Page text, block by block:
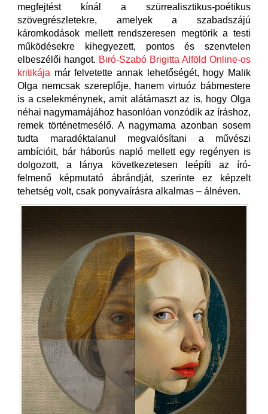
megfejtést kínál a szürrealisztikus-poétikus
szövegrészletekre, amelyek a szabadszájú
káromkodások mellett rendszeresen megtörik a testi
működésekre kihegyezett, pontos és szenvtelen
elbeszélői hangot. Biró-Szabó Brigitta Alföld Online-os
kritikája már felvetette annak lehetőségét, hogy Malik
Olga nemcsak szereplője, hanem virtuóz bábmestere
is a cselekménynek, amit alátámaszt az is, hogy Olga
néhai nagymamájához hasonlóan vonzódik az íráshoz,
remek történetmesélő. A nagymama azonban sosem
tudta maradéktalanul megvalósítani a művészi
ambícióit, bár háborús napló mellett egy regényen is
dolgozott, a lánya következetesen leépíti az író-
felmenő képmutató ábrándját, szerinte ez képzelt
tehetség volt, csak ponyvaírásra alkalmas – álnéven.